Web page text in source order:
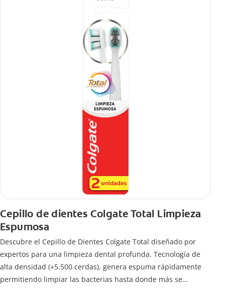
Cepillo de dientes Colgate Total Limpieza
Espumosa
Descubre el Cepillo de Dientes Colgate Total diseñado por
expertos para una limpieza dental profunda. Tecnología de
alta densidad (+5.500 cerdas), genera espuma rápidamente
permitiendo limpiar las bacterias hasta donde más se